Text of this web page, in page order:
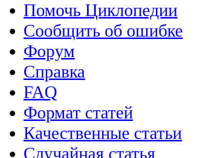
Помочь Циклопедии
Сообщить об ошибке
Форум
Справка
FAQ
Формат статей
Качественные статьи
Случайная статья